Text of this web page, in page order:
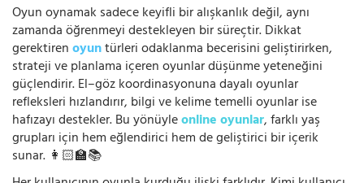
Oyun oynamak sadece keyifli bir alışkanlık değil, aynı
zamanda öğrenmeyi destekleyen bir süreçtir. Dikkat
gerektirenoyuntürleri odaklanma becerisini geliştirirken,
strateji ve planlama içeren oyunlar düşünme yeteneğini
güçlendirir. El–göz koordinasyonuna dayalı oyunlar
refleksleri hızlandırır, bilgi ve kelime temelli oyunlar ise
hafızayı destekler. Bu yönüyleonline oyunlar, farklı yaş
grupları için hem eğlendirici hem de geliştirici bir içerik
sunar. 👩🏻‍🏫📚